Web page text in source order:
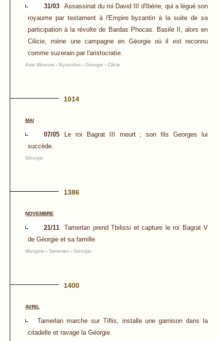
31/03
Assassinat du roi David III d'Ibérie, qui a légué son
royaume par testament à l'Empire byzantin à la suite de sa
participation à la révolte de Bardas Phocas. Basile II, alors en
Cilicie, mène une campagne en Géorgie où il est reconnu
comme suzerain par l'aristocratie.
Asie Mineure - Byzantins - Géorgie - Cilicie
1014
MAI
07/05
Le roi Bagrat III meurt ; son fils Georges lui
succède.
Géorgie
1386
NOVEMBRE
21/11
Tamerlan prend Tbilissi et capture le roi Bagrat V
de Géorgie et sa famille.
Mongols - Tamerlan - Géorgie
1400
AVRIL
Tamerlan marche sur Tiflis, installe une garnison dans la
citadelle et ravage la Géorgie.